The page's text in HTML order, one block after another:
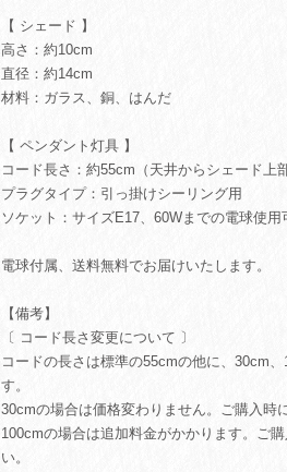
【 シェード 】
高さ：約10cm
直径：約14cm
材料：ガラス、銅、はんだ
【 ペンダント灯具 】
コード長さ：約55cm（天井からシェード上
プラグタイプ：引っ掛けシーリング用
ソケット：サイズE17、60Wまでの電球使用
電球付属、送料無料でお届けいたします。
【備考】
〔 コード長さ変更について 〕
コードの長さは標準の55cmの他に、30cm
す。
30cmの場合は価格変わりません。ご購入時
100cmの場合は追加料金がかかります。ご
い。